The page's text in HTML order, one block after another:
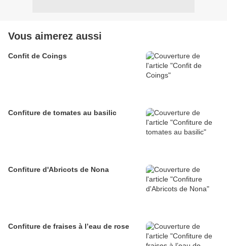
Vous aimerez aussi
Confit de Coings
Confiture de tomates au basilic
Confiture d'Abricots de Nona
Confiture de fraises à l’eau de rose